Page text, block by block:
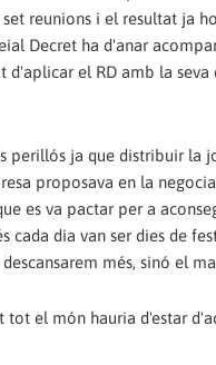
reunions i el resultat ja
Decret ha d'anar
d'aplicar el RD amb la
ja que distribuir la
proposava en la
es va pactar per a
cada dia van ser dies de
més, sinó el
el món hauria d'estar